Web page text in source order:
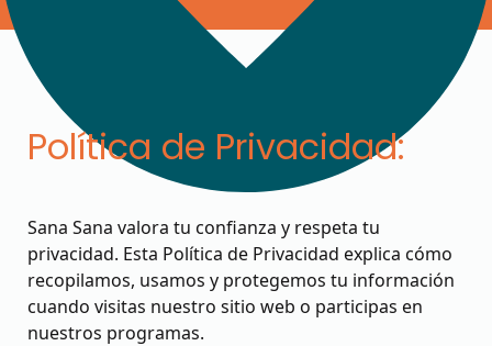
Política de Privacidad:
Sana Sana valora tu confianza y respeta tu
privacidad. Esta Política de Privacidad explica cómo
recopilamos, usamos y protegemos tu información
cuando visitas nuestro sitio web o participas en
nuestros programas.